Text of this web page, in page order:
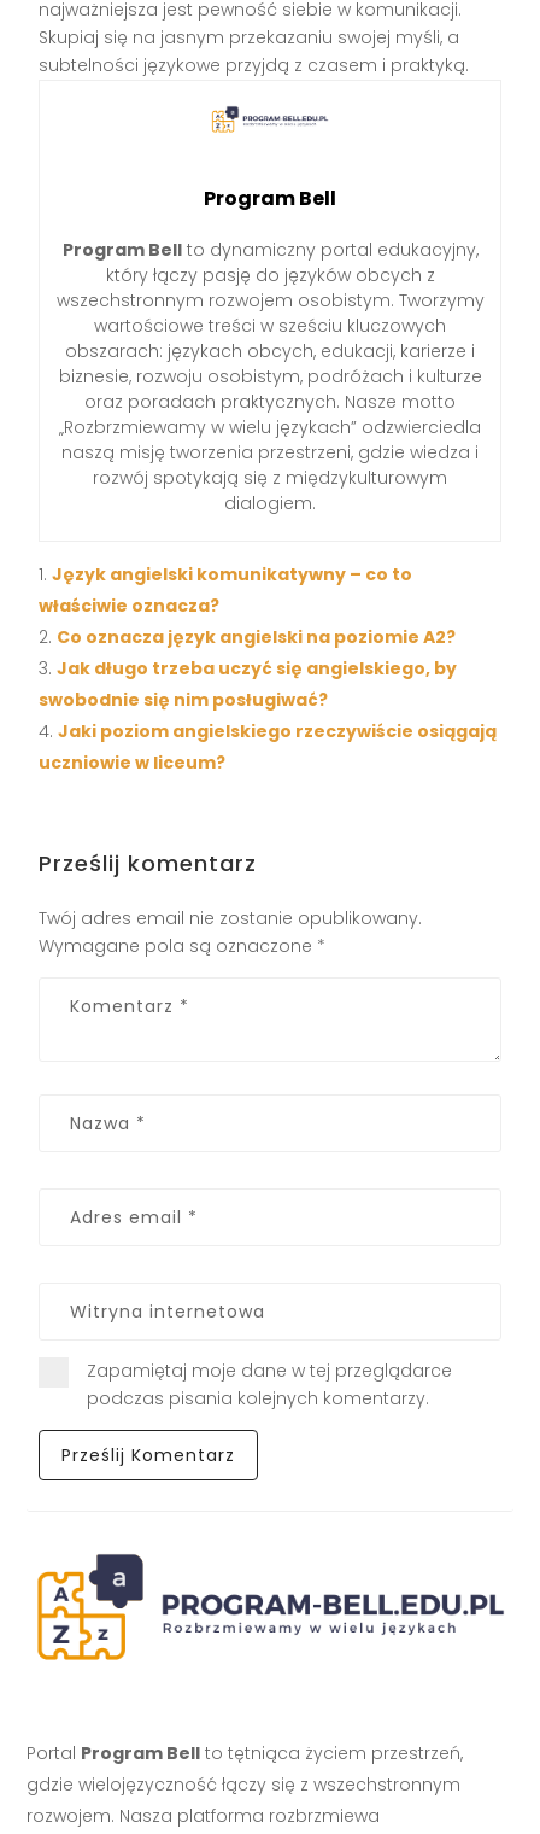
najważniejsza jest pewność siebie w komunikacji.
Skupiaj się na jasnym przekazaniu swojej myśli, a
subtelności językowe przyjdą z czasem i praktyką.
Program Bell
Program Bellto dynamiczny portal edukacyjny,
który łączy pasję do języków obcych z
wszechstronnym rozwojem osobistym. Tworzymy
wartościowe treści w sześciu kluczowych
obszarach: językach obcych, edukacji, karierze i
biznesie, rozwoju osobistym, podróżach i kulturze
oraz poradach praktycznych. Nasze motto
„Rozbrzmiewamy w wielu językach” odzwierciedla
naszą misję tworzenia przestrzeni, gdzie wiedza i
rozwój spotykają się z międzykulturowym
dialogiem.
Język angielski komunikatywny – co to
właściwie oznacza?
Co oznacza język angielski na poziomie A2?
Jak długo trzeba uczyć się angielskiego, by
swobodnie się nim posługiwać?
Jaki poziom angielskiego rzeczywiście osiągają
uczniowie w liceum?
Prześlij komentarz
Twój adres email nie zostanie opublikowany.
Wymagane pola są oznaczone *
Zapamiętaj moje dane w tej przeglądarce
podczas pisania kolejnych komentarzy.
Portal Program Bell to tętniąca życiem przestrzeń,
gdzie wielojęzyczność łączy się z wszechstronnym
rozwojem. Nasza platforma rozbrzmiewa